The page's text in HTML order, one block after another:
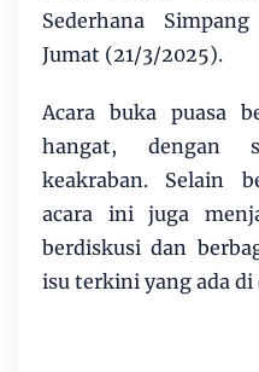
Sederhana
Jumat (21/3/2025).
Acara buka puasa
hangat, dengan
keakraban. Selain
acara ini juga
berdiskusi dan
isu terkini yang ada di